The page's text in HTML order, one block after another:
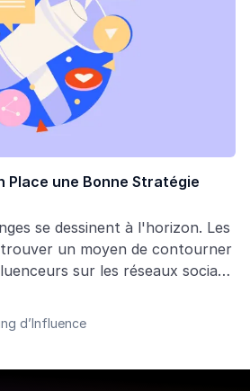
Place une Bonne Stratégie
se dessinent à l'horizon. Les
un moyen de contourner
sur les réseaux sociaux
être efficace et pouvoir
de savoir comment
d’Influence